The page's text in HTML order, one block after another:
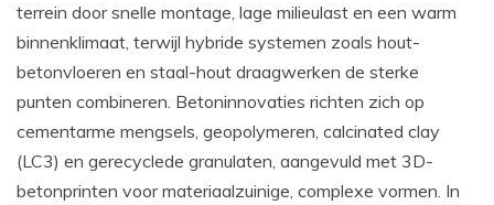
terrein door snelle montage, lage milieulast en een warm
binnenklimaat, terwijl hybride systemen zoals hout-
betonvloeren en staal-hout draagwerken de sterke
punten combineren. Betoninnovaties richten zich op
cementarme mengsels, geopolymeren, calcinated clay
(LC3) en gerecyclede granulaten, aangevuld met 3D-
betonprinten voor materiaalzuinige, complexe vormen. In